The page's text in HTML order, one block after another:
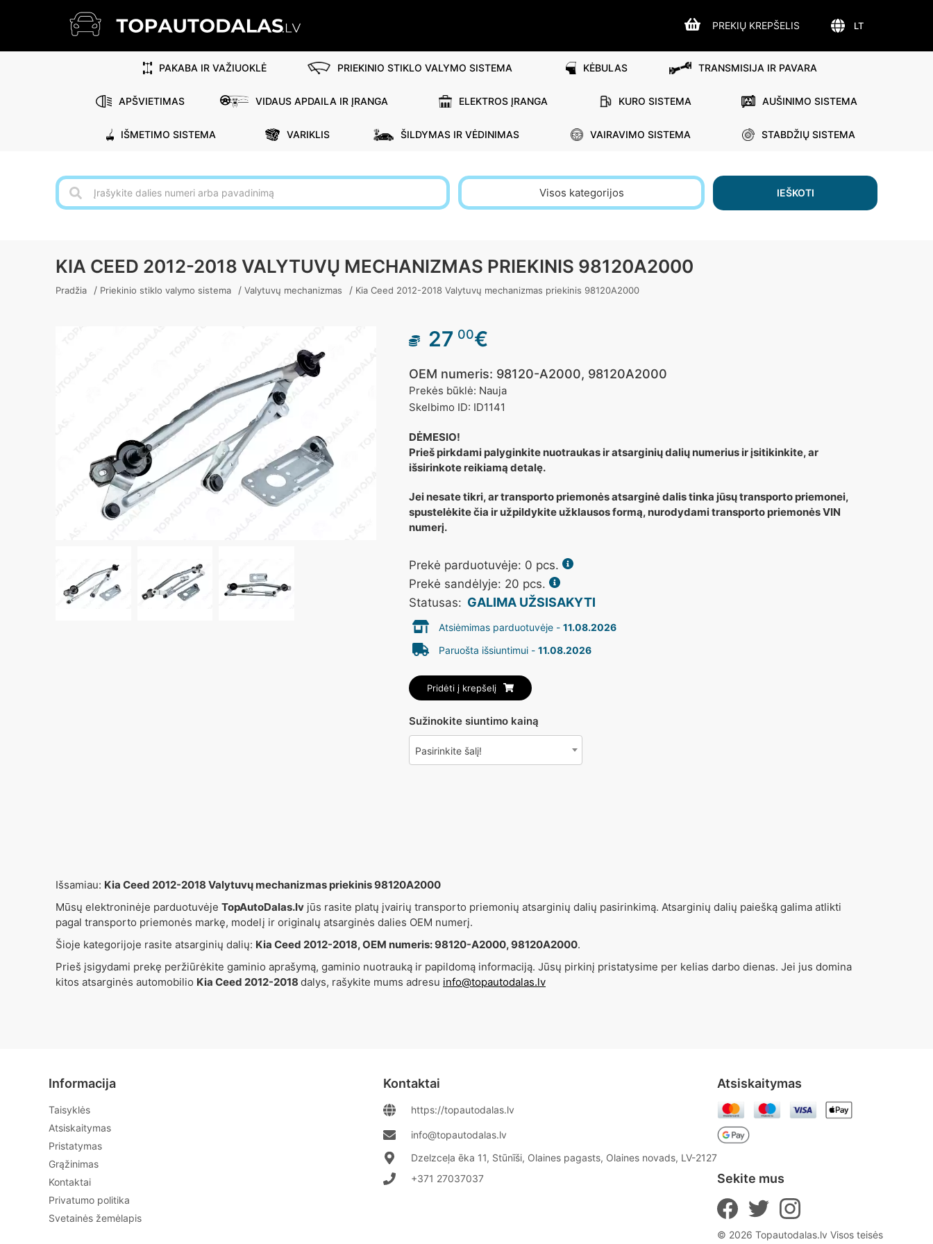
PAKABA IR VAŽIUOKLĖ PRIEKINIO STIKLO VALYMO SISTEMA KĖBULAS TRANSMISIJA IR PAVARA
APŠVIETIMAS VIDAUS APDAILA IR ĮRANGA ELEKTROS ĮRANGA KURO SISTEMA AUŠINIMO SISTEMA
IŠMETIMO SISTEMA VARIKLIS ŠILDYMAS IR VĖDINIMAS VAIRAVIMO SISTEMA STABDŽIŲ SISTEMA
Visos kategorijos IEŠKOTI
KIA CEED 2012-2018 VALYTUVŲ MECHANIZMAS PRIEKINIS 98120A2000
Pradžia / Priekinio stiklo valymo sistema / Valytuvų mechanizmas / Kia Ceed 2012-2018 Valytuvų mechanizmas priekinis 98120A2000
27 00€
OEM numeris: 98120-A2000, 98120A2000
Prekės būklė: Nauja
Skelbimo ID: ID1141
DĖMESIO!
Prieš pirkdami palyginkite nuotraukas ir atsarginių dalių numerius ir įsitikinkite, ar
išsirinkote reikiamą detalę.
Jei nesate tikri, ar transporto priemonės atsarginė dalis tinka jūsų transporto priemonei,
spustelėkite čia ir užpildykite užklausos formą, nurodydami transporto priemonės VIN
numerį.
Prekė parduotuvėje: 0 pcs.
Prekė sandėlyje: 20 pcs.
Statusas: GALIMA UŽSISAKYTI
Atsiėmimas parduotuvėje -11.08.2026
Paruošta išsiuntimui -11.08.2026
Pridėti į krepšelį
Sužinokite siuntimo kainą
Pasirinkite šalį!
Išsamiau: Kia Ceed 2012-2018 Valytuvų mechanizmas priekinis 98120A2000
Mūsų elektroninėje parduotuvėje TopAutoDalas.lv jūs rasite platų įvairių transporto priemonių atsarginių dalių pasirinkimą. Atsarginių dalių paiešką galima atlikti
pagal transporto priemonės markę, modelį ir originalų atsarginės dalies OEM numerį.
Šioje kategorijoje rasite atsarginių dalių: Kia Ceed 2012-2018, OEM numeris: 98120-A2000, 98120A2000.
Prieš įsigydami prekę peržiūrėkite gaminio aprašymą, gaminio nuotrauką ir papildomą informaciją. Jūsų pirkinį pristatysime per kelias darbo dienas. Jei jus domina
kitos atsarginės automobilio Kia Ceed 2012-2018 dalys, rašykite mums adresu info@topautodalas.lv
Informacija
Taisyklės
Atsiskaitymas
Pristatymas
Grąžinimas
Kontaktai
Privatumo politika
Svetainės žemėlapis
Kontaktai
https://topautodalas.lv
info@topautodalas.lv
Dzelzceļa ēka 11, Stūnīši, Olaines pagasts, Olaines novads, LV-2127
+371 27037037‬
Atsiskaitymas
Sekite mus
© 2026 Topautodalas.lv Visos teisės
LT
PREKIŲ KREPŠELIS